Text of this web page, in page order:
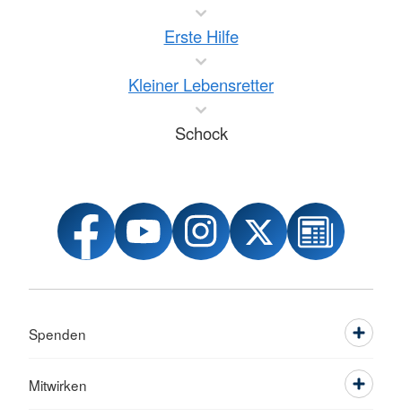
Erste Hilfe
Kleiner Lebensretter
Schock
Spenden
Mitwirken